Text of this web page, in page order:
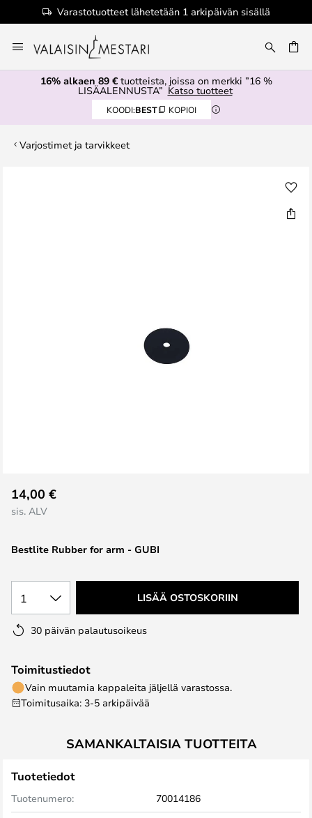
Varastotuotteet lähetetään 1 arkipäivän sisällä
to
Content
16% alkaen 89 €tuotteista, joissa on merkki ”16 %
LISÄALENNUSTA” Katso tuotteet
KOODI:BEST KOPIOI
Varjostimet ja tarvikkeet
to
the
of
images
gallery
Bestlite Rubber for arm - GUBI
14,00 €
sis. ALV
1 LISÄÄ OSTOSKORIIN
30 päivän palautusoikeus
Toimitustiedot
Vain muutamia kappaleita jäljellä varastossa.
Toimitusaika: 3-5 arkipäivää
SAMANKALTAISIA TUOTTEITA
Tuotetiedot
Tuotenumero: 70014186